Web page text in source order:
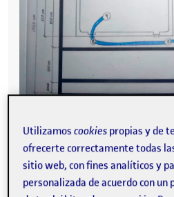
Práctica 1: Proceso, Métodos
Utilizamoscookies propias y de
ofrecerte correctamente todas
sitio web, con fines analíticos y
personalizada de acuerdo con